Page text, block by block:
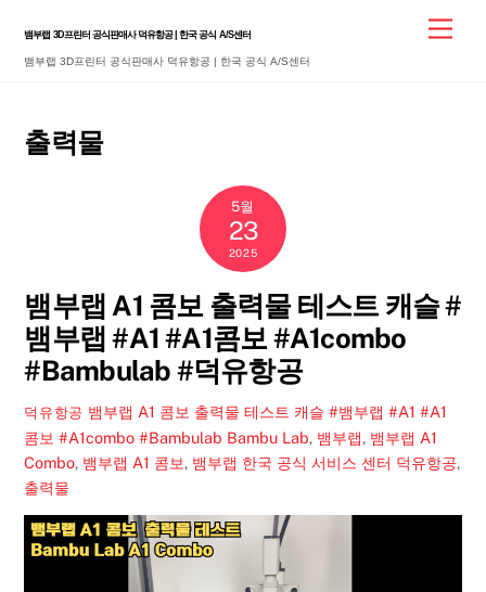
content
뱀부랩 3D프린터 공식판매사 덕유항공 | 한국 공식 A/S센터
뱀부랩 3D프린터 공식판매사 덕유항공 | 한국 공식 A/S센터
출력물
5월
23
2025
뱀부랩 A1 콤보 출력물 테스트 캐슬 #
뱀부랩 #A1 #A1콤보 #A1combo
#Bambulab #덕유항공
덕유항공 뱀부랩 A1 콤보 출력물 테스트 캐슬 #뱀부랩 #A1 #A1
콤보 #A1combo #Bambulab Bambu Lab, 뱀부랩, 뱀부랩 A1
Combo, 뱀부랩 A1 콤보, 뱀부랩 한국 공식 서비스 센터 덕유항공,
출력물